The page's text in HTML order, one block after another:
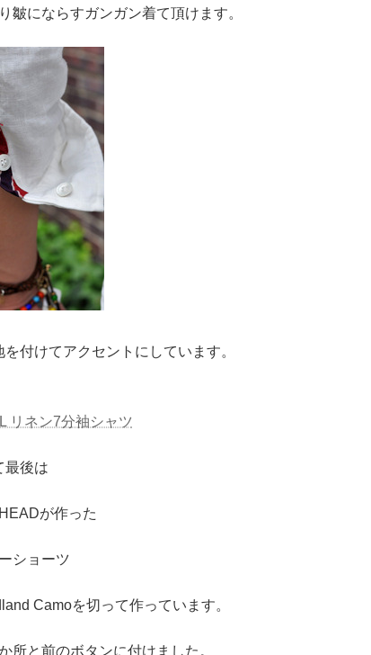
皺にならすガンガン着て頂けます。
付けてアクセントにしています。
リネン7分袖シャツ
最後は
が作った
ショーツ
Camoを切って作っています。
所と前のボタンに付けました。